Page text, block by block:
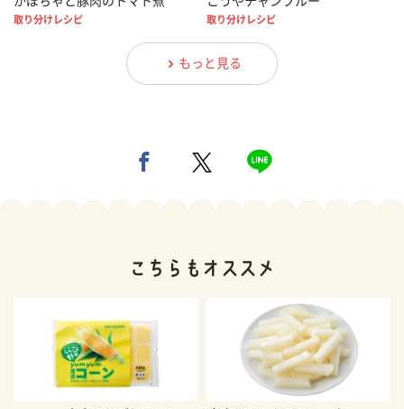
取り分けレシピ 取り分けレシピ
もっと見る